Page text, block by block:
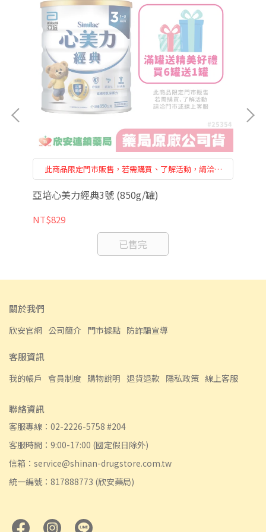
此商品限定門市販售，若需購買、了解活動，請洽門
市人員或是線上客服
亞培心美力經典3號 (850g/罐)
NT$829
已售完
關於我們
欣安官網 公司簡介 門市據點 防詐騙宣導
客服資訊
我的帳戶 會員制度 購物說明 退貨退款 隱私政策 線上客服
聯絡資訊
客服專線：02-2226-5758 #204
客服時間：9:00-17:00 (國定假日除外)
信箱：service@shinan-drugstore.com.tw
統一編號：817888773 (欣安藥局)